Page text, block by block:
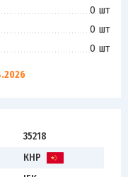
0 шт
0 шт
0 шт
35218
КНР